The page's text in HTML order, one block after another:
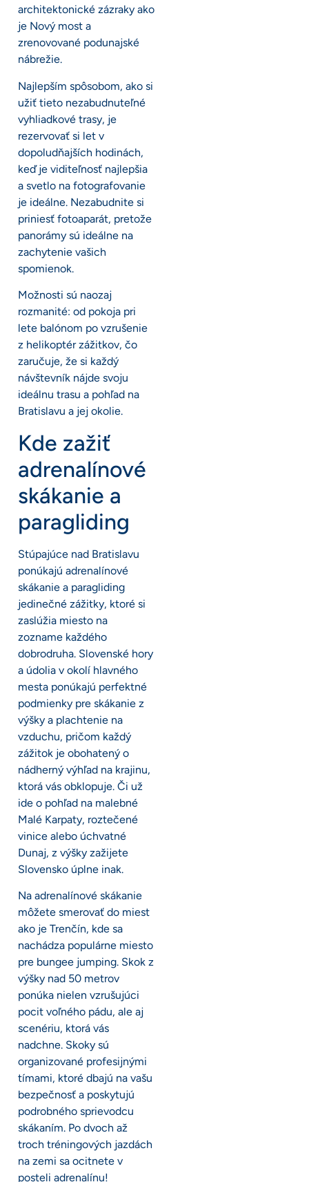
architektonické zázraky ako
je Nový most a
zrenovované podunajské
nábrežie.
Najlepším spôsobom, ako si
užiť tieto nezabudnuteľné
vyhliadkové trasy, je
rezervovať si let v
dopoludňajších hodinách,
keď je viditeľnosť najlepšia
a svetlo na fotografovanie
je ideálne. Nezabudnite si
priniesť fotoaparát, pretože
panorámy sú ideálne na
zachytenie vašich
spomienok.
Možnosti sú naozaj
rozmanité: od pokoja pri
lete balónom po vzrušenie
z helikoptér zážitkov, čo
zaručuje, že si každý
návštevník nájde svoju
ideálnu trasu a pohľad na
Bratislavu a jej okolie.
Kde zažiť
adrenalínové
skákanie a
paragliding
Stúpajúce nad Bratislavu
ponúkajú adrenalínové
skákanie a paragliding
jedinečné zážitky, ktoré si
zaslúžia miesto na
zozname každého
dobrodruha. Slovenské hory
a údolia v okolí hlavného
mesta ponúkajú perfektné
podmienky pre skákanie z
výšky a plachtenie na
vzduchu, pričom každý
zážitok je obohatený o
nádherný výhľad na krajinu,
ktorá vás obklopuje. Či už
ide o pohľad na malebné
Malé Karpaty, roztečené
vinice alebo úchvatné
Dunaj, z výšky zažijete
Slovensko úplne inak.
Na adrenalínové skákanie
môžete smerovať do miest
ako je Trenčín, kde sa
nachádza populárne miesto
pre bungee jumping. Skok z
výšky nad 50 metrov
ponúka nielen vzrušujúci
pocit voľného pádu, ale aj
scenériu, ktorá vás
nadchne. Skoky sú
organizované profesijnými
tímami, ktoré dbajú na vašu
bezpečnosť a poskytujú
podrobného sprievodcu
skákaním. Po dvoch až
troch tréningových jazdách
na zemi sa ocitnete v
posteli adrenalínu!